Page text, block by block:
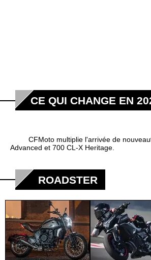
CE QUI CHANGE EN
CFMoto multiplie l'arrivée de
Advanced et 700 CL-X Heritage.
ROADSTER